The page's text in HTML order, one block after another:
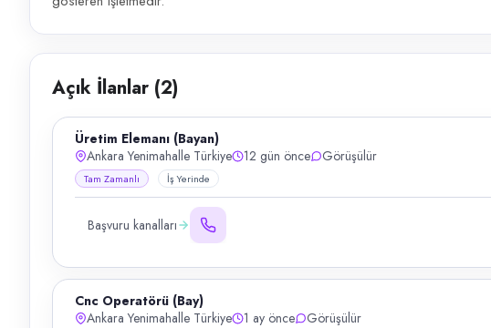
Açık İlanlar (2)
Üretim Elemanı (Bayan)
Ankara Yenimahalle Türkiye
12 gün önce Görüşülür
Tam Zamanlı İş Yerinde
Başvuru kanalları
Cnc Operatörü (Bay)
Ankara Yenimahalle Türkiye
1 ay önce Görüşülür